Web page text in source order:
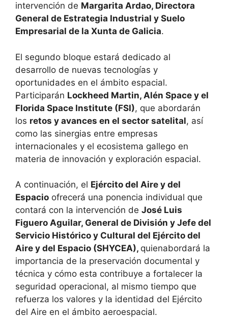
intervención de Margarita Ardao, Directora
General de Estrategia Industrial y Suelo
Empresarial de la Xunta de Galicia.
El segundo bloque estará dedicado al
desarrollo de nuevas tecnologías y
oportunidades en el ámbito espacial.
Participarán Lockheed Martin, Alén Space y el
Florida Space Institute (FSI), que abordarán
los retos y avances en el sector satelital, así
como las sinergias entre empresas
internacionales y el ecosistema gallego en
materia de innovación y exploración espacial.
A continuación, el Ejército del Aire y del
Espacio ofrecerá una ponencia individual que
contará con la intervención de José Luis
Figuero Aguilar, General de División y Jefe del
Servicio Histórico y Cultural del Ejército del
Aire y del Espacio (SHYCEA), quienabordará la
importancia de la preservación documental y
técnica y cómo esta contribuye a fortalecer la
seguridad operacional, al mismo tiempo que
refuerza los valores y la identidad del Ejército
del Aire en el ámbito aeroespacial.